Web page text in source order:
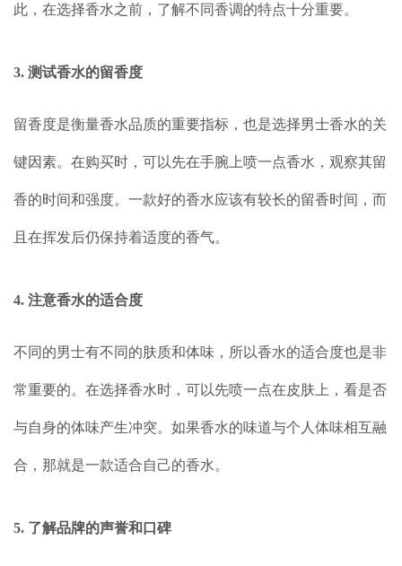
此，在选择香水之前，了解不同香调的特点十分重要。
3. 测试香水的留香度
留香度是衡量香水品质的重要指标，也是选择男士香水的关
键因素。在购买时，可以先在手腕上喷一点香水，观察其留
香的时间和强度。一款好的香水应该有较长的留香时间，而
且在挥发后仍保持着适度的香气。
4. 注意香水的适合度
不同的男士有不同的肤质和体味，所以香水的适合度也是非
常重要的。在选择香水时，可以先喷一点在皮肤上，看是否
与自身的体味产生冲突。如果香水的味道与个人体味相互融
合，那就是一款适合自己的香水。
5. 了解品牌的声誉和口碑